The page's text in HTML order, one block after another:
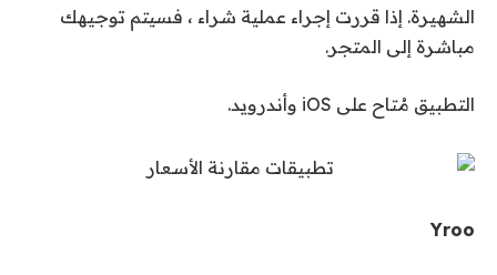
الشهيرة. إذا قررت إجراء عملية شراء ، فسيتم توجيهك
مباشرة إلى المتجر.
التطبيق مُتاح على iOS وأندرويد.
Yroo